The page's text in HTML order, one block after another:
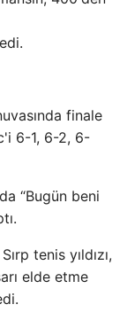
finale
6-1, 6-2, 6-
“Bugün beni
tenis yıldızı,
elde etme